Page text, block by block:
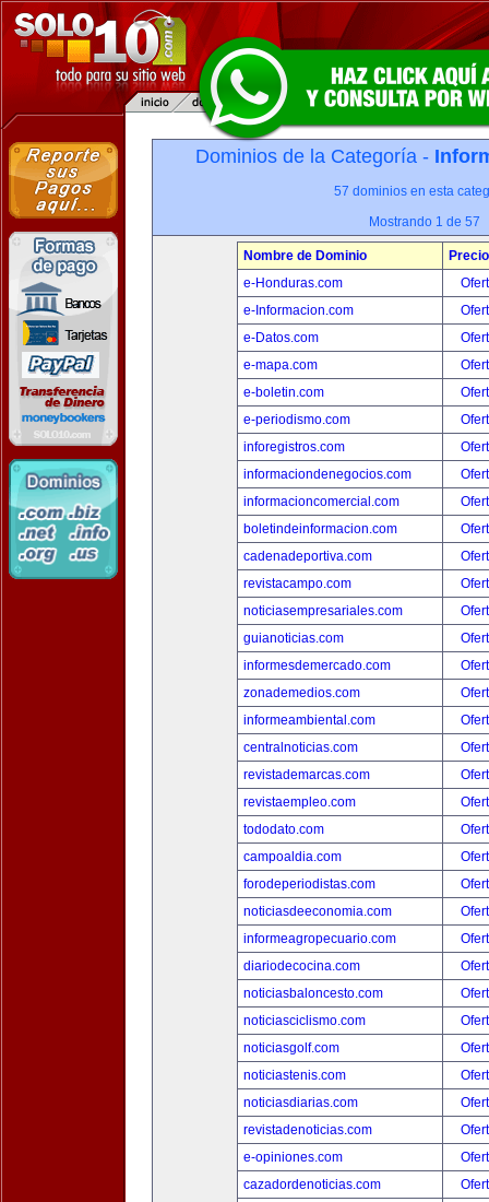
Dominios de la Categoría -
57 dominios en esta
Mostrando 1 de 57
Nombre de Dominio
Precio
e-Honduras.com
e-Informacion.com
e-Datos.com
e-mapa.com
e-boletin.com
e-periodismo.com
inforegistros.com
informaciondenegocios.com
informacioncomercial.com
boletindeinformacion.com
cadenadeportiva.com
revistacampo.com
noticiasempresariales.com
guianoticias.com
informesdemercado.com
zonademedios.com
informeambiental.com
centralnoticias.com
revistademarcas.com
revistaempleo.com
tododato.com
campoaldia.com
forodeperiodistas.com
noticiasdeeconomia.com
informeagropecuario.com
diariodecocina.com
noticiasbaloncesto.com
noticiasciclismo.com
noticiasgolf.com
noticiastenis.com
noticiasdiarias.com
revistadenoticias.com
e-opiniones.com
cazadordenoticias.com